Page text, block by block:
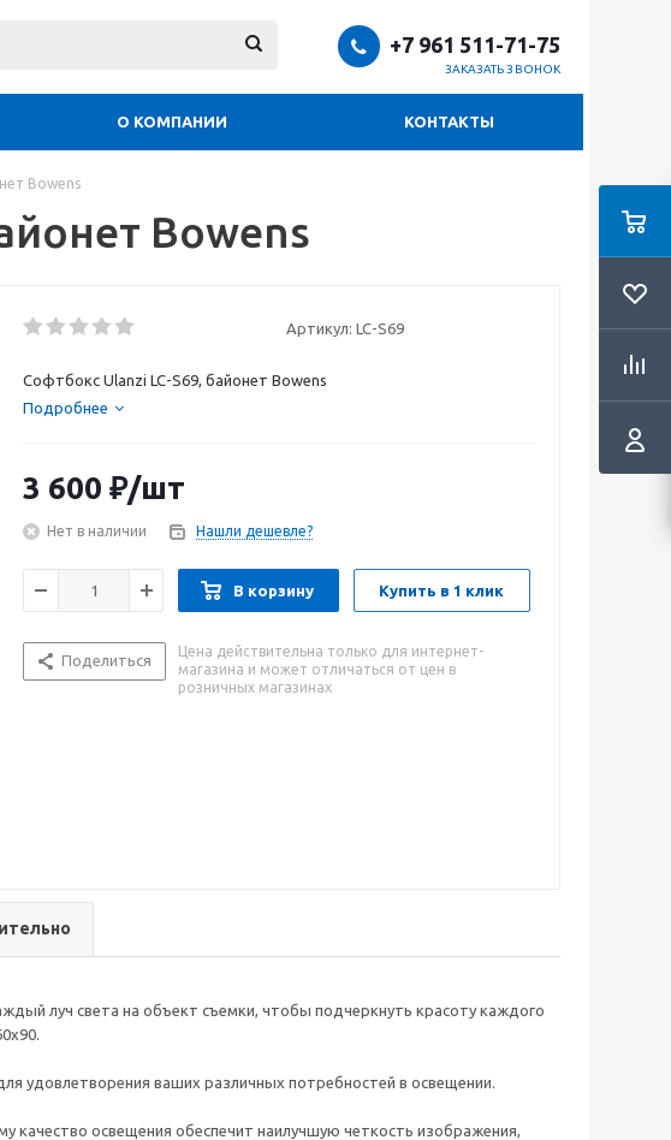
+7 961 511-71-75
ЗАКАЗАТЬ ЗВОНОК
О КОМПАНИИ КОНТАКТЫ
Bowens
Bowens
Артикул: LC-S69
Софтбокс Ulanzi LC-S69, байонет Bowens
Подробнее
3 600 ₽/шт
Нет в наличии Нашли дешевле?
В корзину Купить в 1 клик
Поделиться
Цена действительна только для интернет-
магазина и может отличаться от цен в
розничных магазинах
луч света на объект съемки, чтобы подчеркнуть красоту каждого
удовлетворения ваших различных потребностей в освещении.
качество освещения обеспечит наилучшую четкость изображения,